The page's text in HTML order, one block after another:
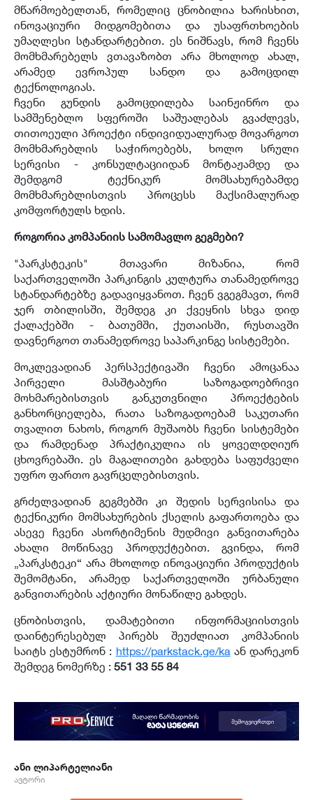
მწარმოებელთან, რომელიც ცნობილია ხარისხით,
ინოვაციური მიდგომებითა და უსაფრთხოების
უმაღლესი სტანდარტებით. ეს ნიშნავს, რომ ჩვენს
მომხმარებელს ვთავაზობთ არა მხოლოდ ახალ,
არამედ ევროპულ სანდო და გამოცდილ
ტექნოლოგიას.
ჩვენი გუნდის გამოცდილება საინჟინრო და
სამშენებლო სფეროში საშუალებას გვაძლევს,
თითოეული პროექტი ინდივიდუალურად მოვარგოთ
მომხმარებლის საჭიროებებს, ხოლო სრული
სერვისი - კონსულტაციიდან მონტაჟამდე და
შემდგომ ტექნიკურ მომსახურებამდე
მომხმარებლისთვის პროცესს მაქსიმალურად
კომფორტულს ხდის.
როგორია კომპანიის სამომავლო გეგმები?
"პარკსტეკის" მთავარი მიზანია, რომ
საქართველოში პარკინგის კულტურა თანამედროვე
სტანდარტებზე გადავიყვანოთ. ჩვენ ვგეგმავთ, რომ
ჯერ თბილისში, შემდეგ კი ქვეყნის სხვა დიდ
ქალაქებში - ბათუმში, ქუთაისში, რუსთავში
დავნერგოთ თანამედროვე საპარკინგე სისტემები.
მოკლევადიან პერსპექტივაში ჩვენი ამოცანაა
პირველი მასშტაბური საზოგადოებრივი
მოხმარებისთვის განკუთვნილი პროექტების
განხორციელება, რათა საზოგადოებამ საკუთარი
თვალით ნახოს, როგორ მუშაობს ჩვენი სისტემები
და რამდენად პრაქტიკულია ის ყოველდღიურ
ცხოვრებაში. ეს მაგალითები გახდება საფუძველი
უფრო ფართო გავრცელებისთვის.
გრძელვადიან გეგმებში კი შედის სერვისისა და
ტექნიკური მომსახურების ქსელის გაფართოება და
ასევე ჩვენი ასორტიმენის მუდმივი განვითარება
ახალი მოწინავე პროდუქტებით. გვინდა, რომ
„პარკსტეკი“ არა მხოლოდ ინოვაციური პროდუქტის
შემომტანი, არამედ საქართველოში ურბანული
განვითარების აქტიური მონაწილე გახდეს.
ცნობისთვის, დამატებითი ინფორმაციისთვის
დაინტერესებულ პირებს შეუძლიათ კომპანიის
საიტს ესტუმრონ : https://parkstack.ge/ka ან დარეკონ
შემდეგ ნომერზე : 551 33 55 84
ანი ლიპარტელიანი
ავტორი